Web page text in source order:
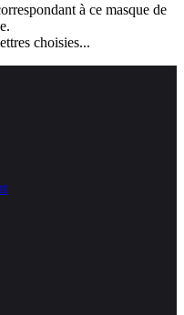
à ce masque de
choisies...